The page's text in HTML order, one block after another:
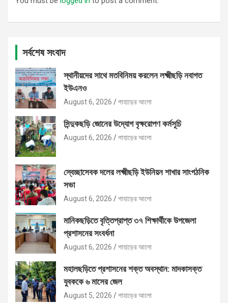
সর্বশেষ সংবাদ
স্থানীয়দের সাথে মতবিনিময় করলেন লক্ষ্মীছড়ি নবাগত
ইউএনও
August 6, 2026 পাহাড়ের আলো
সিন্দুকছড়ি জোনের উদ্যোগ বৃক্ষরোপণ কর্মসূচি
August 6, 2026 পাহাড়ের আলো
স্বেচ্ছাসেবক দলের লক্ষ্মীছড়ি ইউনিয়ন শাখার সাংগঠনিক
সভা
August 6, 2026 পাহাড়ের আলো
মানিকছড়িতে বৃত্তিপ্রাপ্ত ৩৭ শিক্ষার্থীকে উপজেলা
প্রশাসনের সংবর্ধনা
August 6, 2026 পাহাড়ের আলো
মহালছড়িতে প্রশাসনের শক্ত অবস্থান: মাদকাসক্ত
যুবককে ৬ মাসের জেল
August 5, 2026 পাহাড়ের আলো